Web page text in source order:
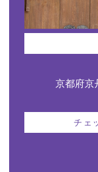
京都府京
チェ